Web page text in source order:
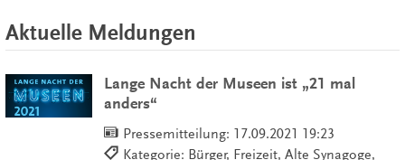
Aktuelle Meldungen
Lange Nacht der Museen ist „21 mal
anders“
Pressemitteilung: 17.09.2021 19:23
Kategorie: Bürger, Freizeit, Alte Synagoge,